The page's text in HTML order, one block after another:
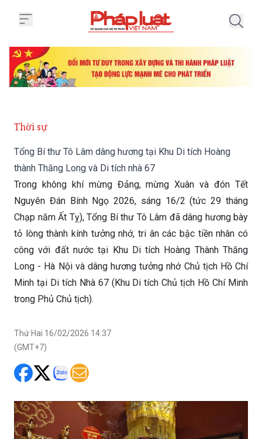
Thời sự
Tổng Bí thư Tô Lâm dâng hương tại Khu Di tích Hoàng
thành Thăng Long và Di tích nhà 67
Trong không khí mừng Đảng, mừng Xuân và đón Tết
Nguyên Đán Bính Ngọ 2026, sáng 16/2 (tức 29 tháng
Chạp năm Ất Tỵ), Tổng Bí thư Tô Lâm đã dâng hương bày
tỏ lòng thành kính tưởng nhớ, tri ân các bậc tiền nhân có
công với đất nước tại Khu Di tích Hoàng Thành Thăng
Long - Hà Nội và dâng hương tưởng nhớ Chủ tịch Hồ Chí
Minh tại Di tích Nhà 67 (Khu Di tích Chủ tịch Hồ Chí Minh
trong Phủ Chủ tịch).
Thứ Hai 16/02/2026 14:37
(GMT+7)